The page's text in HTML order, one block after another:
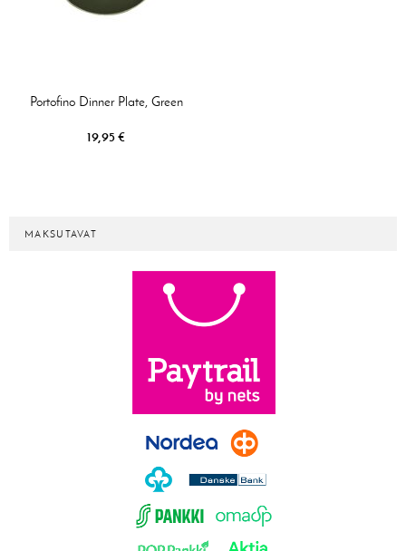
Portofino Dinner Plate, Green
19,95 €
MAKSUTAVAT